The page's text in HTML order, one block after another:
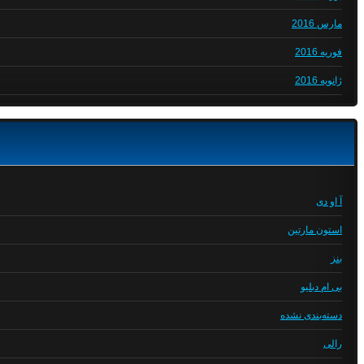
مارس 2016
فوریه 2016
ژانویه 2016
آ او دی
استون مارتین
بنز
بی ام دبلیو
دسته‌بندی نشده
رالی